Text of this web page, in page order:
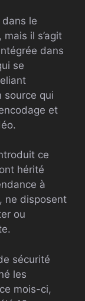
le
il s’agit
dans
se
source qui
et
ce
hérité
à
ne disposent
ou
sécurité
les
mois-ci,